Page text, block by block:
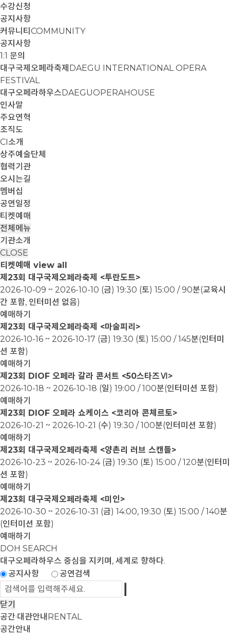
수강신청
공지사항
커뮤니티 COMMUNITY
공지사항
1:1 문의
대구국제오페라축제 DAEGU INTERNATIONAL OPERA
FESTIVAL
대구오페라하우스DAEGUOPERAHOUSE
인사말
주요연혁
조직도
CI소개
상주예술단체
협력기관
오시는길
멤버십
공연일정
티켓예매
전체메뉴
기관소개
CLOSE
티켓예매 view all
제23회 대구국제오페라축제 <투란도트>
2026-10-09 ~ 2026-10-10 (금) 19:30 (토) 15:00 / 90분(교육시
간 포함, 인터미션 없음)
예매하기
제23회 대구국제오페라축제 <마술피리>
2026-10-16 ~ 2026-10-17 (금) 19:30 (토) 15:00 / 145분(인터미
션 포함)
예매하기
제23회 DIOF 오페라 갈라 콘서트 <50스타즈Ⅵ>
2026-10-18 ~ 2026-10-18 (일) 19:00 / 100분(인터미션 포함)
예매하기
제23회 DIOF 오페라 쇼케이스 <코리아 콘체르토>
2026-10-21 ~ 2026-10-21 (수) 19:30 / 100분(인터미션 포함)
예매하기
제23회 대구국제오페라축제 <양촌리 러브 스캔들>
2026-10-23 ~ 2026-10-24 (금) 19:30 (토) 15:00 / 120분(인터미
션 포함)
예매하기
제23회 대구국제오페라축제 <미인>
2026-10-30 ~ 2026-10-31 (금) 14:00, 19:30 (토) 15:00 / 140분
(인터미션 포함)
예매하기
DOH SEARCH
대구오페라하우스 중심을 지키며, 세계로 향하다.
공지사항
공연검색
닫기
공간·대관안내 RENTAL
공간안내